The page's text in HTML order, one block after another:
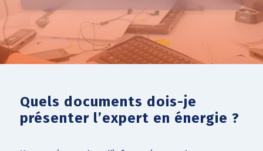
Quels documents dois-je
présenter l’expert en énergie ?